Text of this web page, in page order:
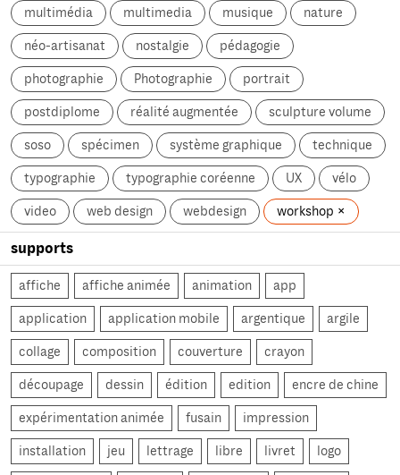
multimédia multimedia musique nature
néo-artisanat nostalgie pédagogie
photographie Photographie portrait
postdiplome réalité augmentée sculpture volume
soso spécimen système graphique technique
typographie typographie coréenne UX vélo
video web design webdesign workshop
supports
affiche affiche animée animation app
application application mobile argentique argile
collage composition couverture crayon
découpage dessin édition edition encre de chine
expérimentation animée fusain impression
installation jeu lettrage libre livret logo